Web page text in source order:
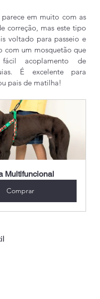
em muito com as
correção, mas este tipo
voltado para passeio e
com um mosquetão que
acoplamento de
É excelente para
pais de matilha!
Multifuncional
Comprar